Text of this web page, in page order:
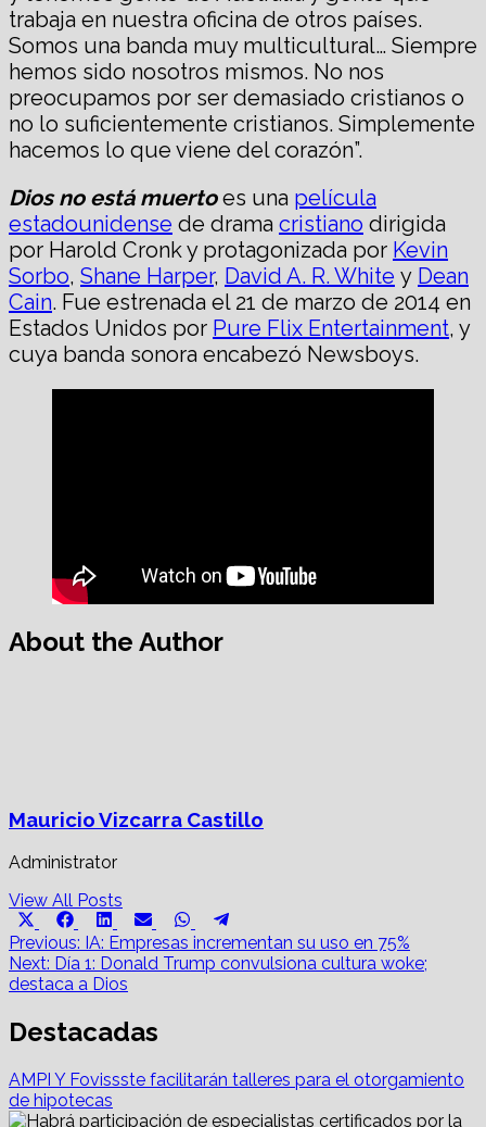
trabaja en nuestra oficina de otros países.
Somos una banda muy multicultural… Siempre
hemos sido nosotros mismos. No nos
preocupamos por ser demasiado cristianos o
no lo suficientemente cristianos. Simplemente
hacemos lo que viene del corazón”.
Dios no está muertoes una película
estadounidense de drama cristiano dirigida
por Harold Cronk y protagonizada por Kevin
Sorbo, Shane Harper, David A. R. White y Dean
Cain. Fue estrenada el 21 de marzo de 2014 en
Estados Unidos por Pure Flix Entertainment, y
cuya banda sonora encabezó Newsboys.
About the Author
Mauricio Vizcarra Castillo
Administrator
View All Posts
Share
on
(Twitter)
Share
on
Facebook
Share
on
LinkedIn
Share
on
Email
Share
on
WhatsApp
on
Post
navigation
Previous: IA: Empresas incrementan su uso en 75%
Next: Día 1: Donald Trump convulsiona cultura woke;
destaca a Dios
Destacadas
AMPI Y Fovissste facilitarán talleres para el otorgamiento
de hipotecas